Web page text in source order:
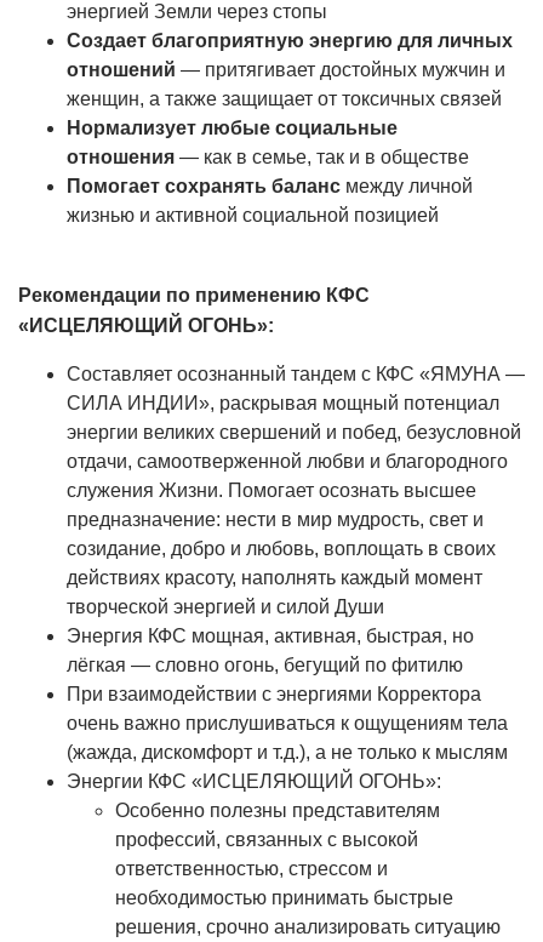
энергией Земли через стопы
Создает благоприятную энергию для личных
отношений — притягивает достойных мужчин и
женщин, а также защищает от токсичных связей
Нормализует любые социальные
отношения — как в семье, так и в обществе
Помогает сохранять баланс между личной
жизнью и активной социальной позицией
Рекомендации по применению КФС
« ИСЦЕЛЯЮЩИЙ ОГОНЬ»:
Составляет осознанный тандем с КФС «ЯМУНА —
СИЛА ИНДИИ», раскрывая мощный потенциал
энергии великих свершений и побед, безусловной
отдачи, самоотверженной любви и благородного
служения Жизни. Помогает осознать высшее
предназначение: нести в мир мудрость, свет и
созидание, добро и любовь, воплощать в своих
действиях красоту, наполнять каждый момент
творческой энергией и силой Души
Энергия КФС мощная, активная, быстрая, но
лёгкая — словно огонь, бегущий по фитилю
При взаимодействии с энергиями Корректора
очень важно прислушиваться к ощущениям тела
(жажда, дискомфорт и т.д.), а не только к мыслям
Энергии КФС «ИСЦЕЛЯЮЩИЙ ОГОНЬ»:
Особенно полезны представителям
профессий, связанных с высокой
ответственностью, стрессом и
необходимостью принимать быстрые
решения, срочно анализировать ситуацию